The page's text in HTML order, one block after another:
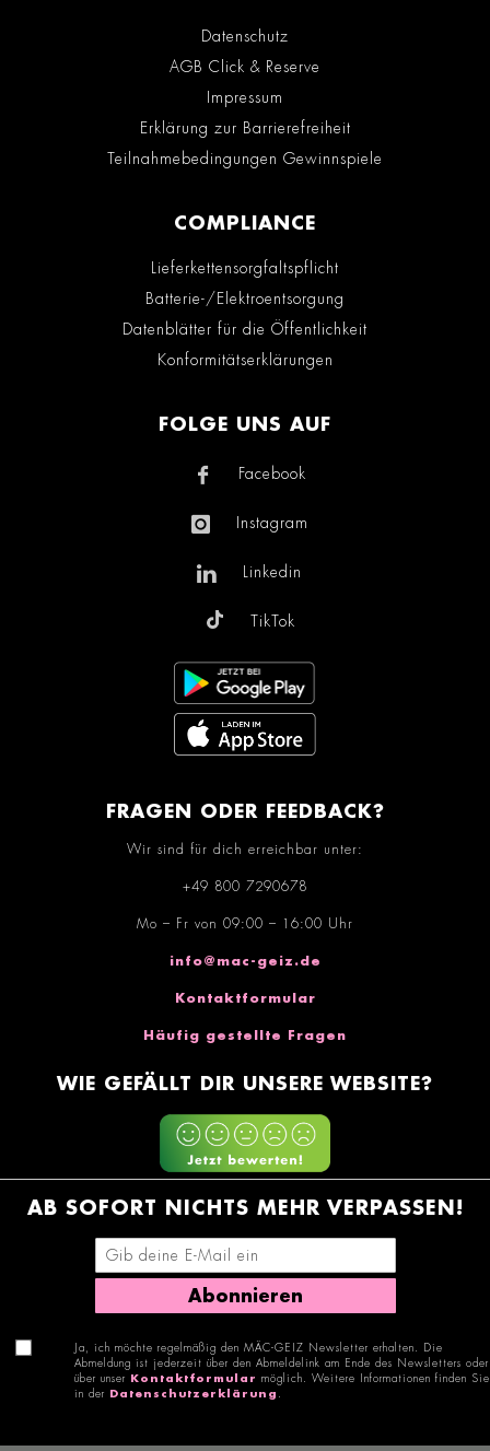
Datenschutz
AGB Click & Reserve
Impressum
Erklärung zur Barrierefreiheit
Teilnahmebedingungen Gewinnspiele
COMPLIANCE
Lieferkettensorgfaltspflicht
Batterie-/Elektroentsorgung
Datenblätter für die Öffentlichkeit
Konformitätserklärungen
FOLGE UNS AUF
Facebook
Instagram
Linkedin
TikTok
FRAGEN ODER FEEDBACK?
Wir sind für dich erreichbar unter:
+49 800 7290678
Mo – Fr von 09:00 – 16:00 Uhr
info@mac-geiz.de
Kontaktformular
Häufig gestellte Fragen
WIE GEFÄLLT DIR UNSERE WEBSITE?
AB SOFORT NICHTS MEHR VERPASSEN!
E-Mail-Adresse eingeben
Abonnieren
Ja, ich möchte regelmäßig den MÄC-GEIZ Newsletter erhalten. Die
Abmeldung ist jederzeit über den Abmeldelink am Ende des Newsletters oder
über unser
Kontaktformular möglich. Weitere Informationen finden Sie
in der
Datenschutzerklärung .